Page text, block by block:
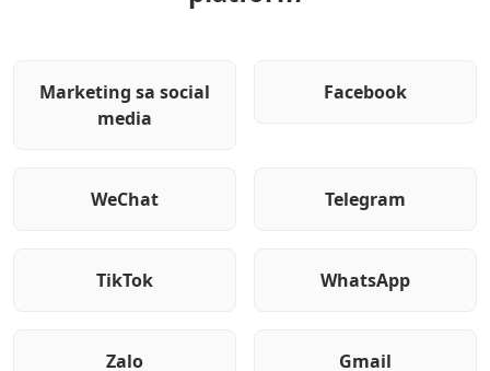
Marketing sa social
media
Facebook
WeChat Telegram
TikTok WhatsApp
Zalo Gmail